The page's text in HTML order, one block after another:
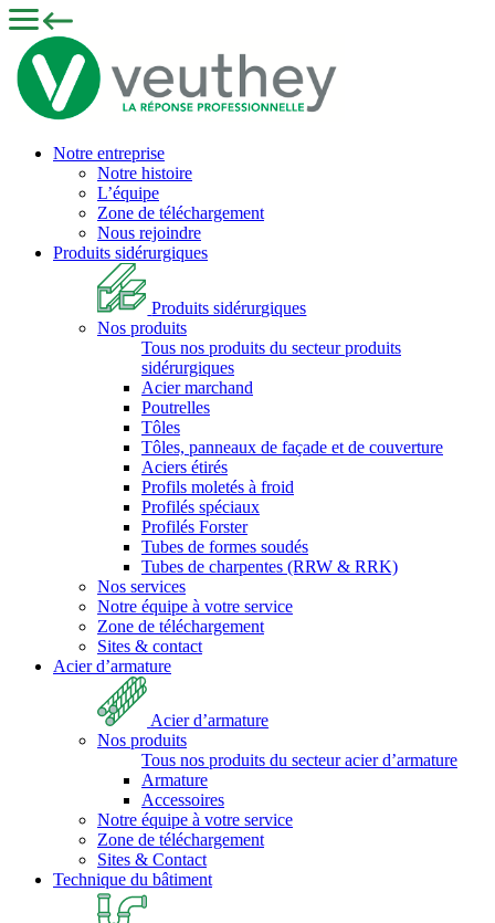
Notre entreprise
Notre histoire
L’équipe
Zone de téléchargement
Nous rejoindre
Produits sidérurgiques
Produits sidérurgiques
Nos produits
Tous nos produits du secteur produits
sidérurgiques
Acier marchand
Poutrelles
Tôles
Tôles, panneaux de façade et de couverture
Aciers étirés
Profils moletés à froid
Profilés spéciaux
Profilés Forster
Tubes de formes soudés
Tubes de charpentes (RRW & RRK)
Nos services
Notre équipe à votre service
Zone de téléchargement
Sites & contact
Acier d’armature
Acier d’armature
Nos produits
Tous nos produits du secteur acier d’armature
Armature
Accessoires
Notre équipe à votre service
Zone de téléchargement
Sites & Contact
Technique du bâtiment